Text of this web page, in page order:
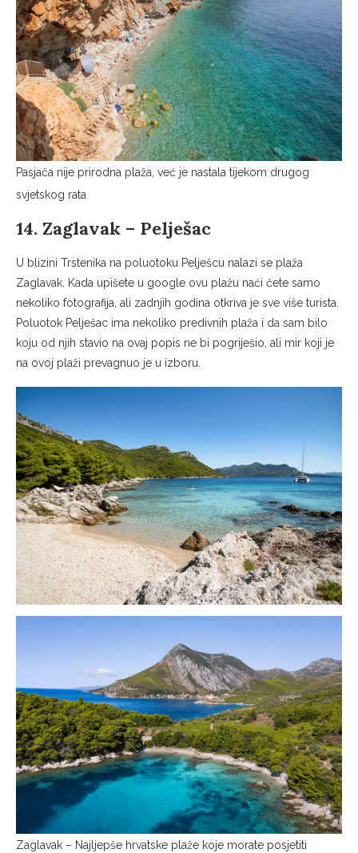
Pasjača nije prirodna plaža, već je nastala tijekom drugog
svjetskog rata
14. Zaglavak – Pelješac
U blizini Trstenika na poluotoku Pelješcu nalazi se plaža
Zaglavak. Kada upišete u google ovu plažu naći čete samo
nekoliko fotografija, ali zadnjih godina otkriva je sve više turista.
Poluotok Pelješac ima nekoliko predivnih plaža i da sam bilo
koju od njih stavio na ovaj popis ne bi pogriješio, ali mir koji je
na ovoj plaži prevagnuo je u izboru.
Zaglavak – Najljepše hrvatske plaže koje morate posjetiti